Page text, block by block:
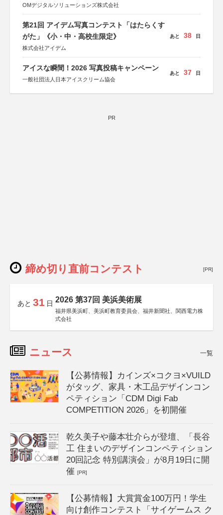
OMデジタルソリューションズ株式会社
第21回 アイデム写真コンテスト「はたらくす
がた」《小・中・高校生限定》
株式会社アイデム
あと 38 日
アイスな瞬間！2026 写真投稿キャンペーン
一般社団法人日本アイスクリーム協会
あと 37 日
PR
締め切り直前コンテスト [PR]
あと 31 日 2026 第37回 美浜美術展
福井県美浜町、美浜町教育委員会、福井新聞社、関西電力株
式会社
ニュース 一覧
【公募情報】カインズ×コクヨ×VUILD
がタッグ、家具・木工品デザインコン
ペティション「CDM Digi Fab
COMPETITION 2026」を初開催
乾久美子や藤本壮介らが登壇、「長谷
工 住まいのデザインコンペティション
20回記念 特別講演会」が8月19日に開
催[PR]
【公募情報】大賞賞金100万円！学生
向け創作コンテスト「サイゲームス ク